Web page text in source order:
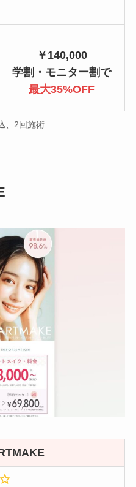
￥140,000
学割・モニター割で
最大35%OFF
、2回施術